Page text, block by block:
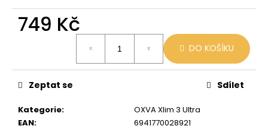
749 Kč
DO KOŠÍKU
Kategorie:
OXVA Xlim 3 Ultra
EAN:
6941770028921
Zeptat se Sdílet
VENIX
CAPPUCINO-